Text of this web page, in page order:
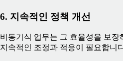
6. 지속적인 정책 개선
비동기식 업무는 그 효율성을 보장
지속적인 조정과 적응이 필요합니